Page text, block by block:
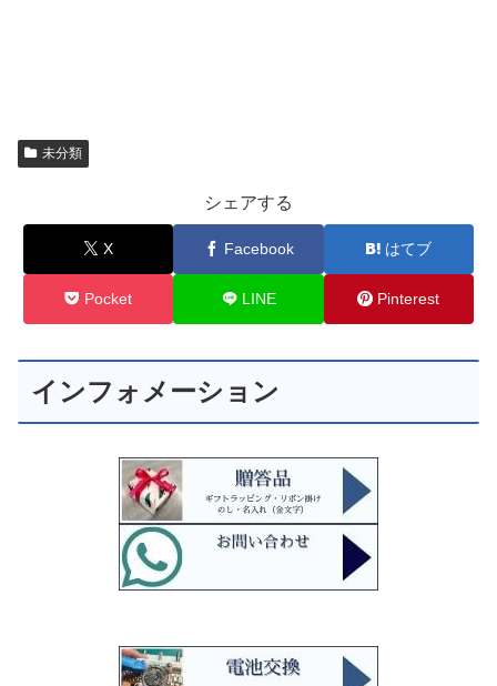
未分類
シェアする
X Facebook はてブ
Pocket LINE Pinterest
インフォメーション